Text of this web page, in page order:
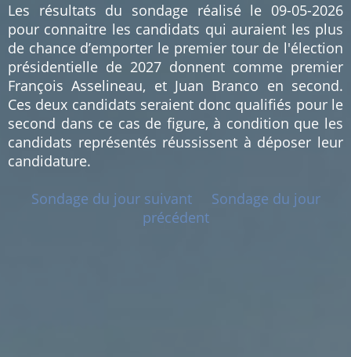
Les résultats du sondage réalisé le 09-05-2026
pour connaitre les candidats qui auraient les plus
de chance d’emporter le premier tour de l'élection
présidentielle de 2027 donnent comme premier
François Asselineau, et Juan Branco en second.
Ces deux candidats seraient donc qualifiés pour le
second dans ce cas de figure, à condition que les
candidats représentés réussissent à déposer leur
candidature.
Sondage du jour suivant
Sondage du jour
précédent